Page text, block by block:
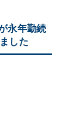
永年勤続
した